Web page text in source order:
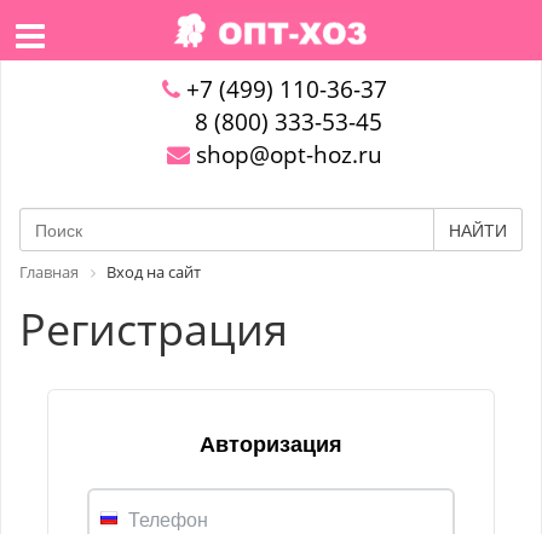
+7 (499) 110-36-37
8 (800) 333-53-45
shop@opt-hoz.ru
НАЙТИ
Главная Вход на сайт
Регистрация
Авторизация
Телефон